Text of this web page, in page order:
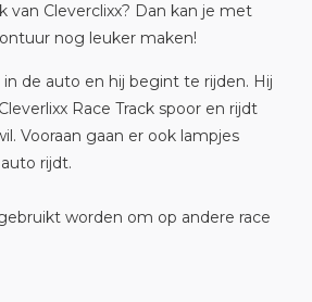
van Cleverclixx? Dan kan je met
nog leuker maken!
de auto en hij begint te rijden. Hij
Cleverlixx Race Track spoor en rijdt
Vooraan gaan er ook lampjes
rijdt.
worden om op andere race